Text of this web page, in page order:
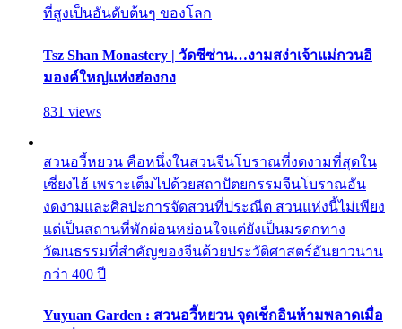
ที่สูงเป็นอันดับต้นๆ ของโลก
Tsz Shan Monastery | วัดซีซ่าน…งามสง่าเจ้าแม่กวนอิ
มองค์ใหญ่แห่งฮ่องกง
831 views
สวนอวี้หยวน คือหนึ่งในสวนจีนโบราณที่งดงามที่สุดใน
เซี่ยงไฮ้ เพราะเต็มไปด้วยสถาปัตยกรรมจีนโบราณอัน
งดงามและศิลปะการจัดสวนที่ประณีต สวนแห่งนี้ไม่เพียง
แต่เป็นสถานที่พักผ่อนหย่อนใจแต่ยังเป็นมรดกทาง
วัฒนธรรมที่สำคัญของจีนด้วยประวัติศาสตร์อันยาวนาน
กว่า 400 ปี
Yuyuan Garden : สวนอวี้หยวน จุดเช็กอินห้ามพลาดเมื่อ